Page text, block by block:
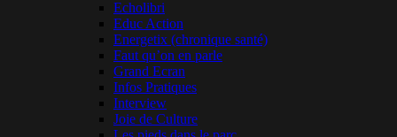
Echolibri
Educ Action
Energetix (chronique santé)
Faut qu’on en parle
Grand Ecran
Infos Pratiques
Interview
Joie de Culture